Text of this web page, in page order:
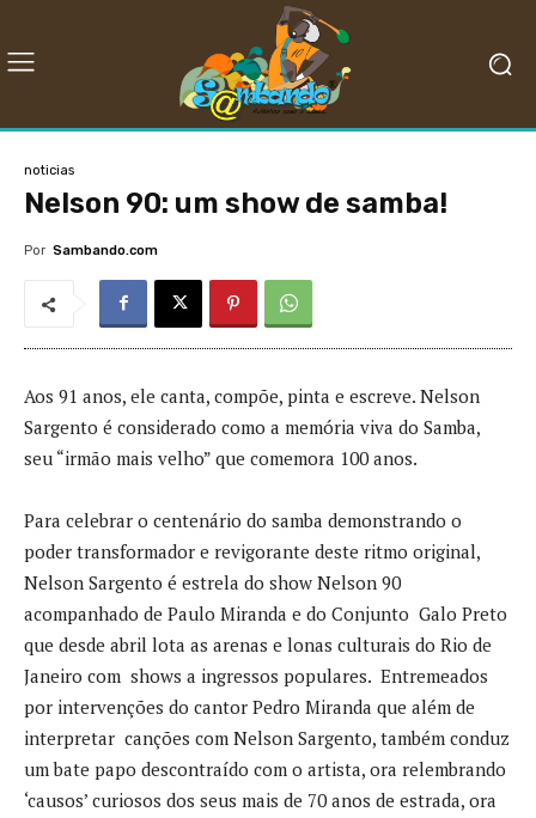
noticias
Nelson 90: um show de samba!
Por Sambando.com
Aos 91 anos, ele canta, compõe, pinta e escreve. Nelson
Sargento é considerado como a memória viva do Samba,
seu “irmão mais velho” que comemora 100 anos.
Para celebrar o centenário do samba demonstrando o
poder transformador e revigorante deste ritmo original,
Nelson Sargento é estrela do show Nelson 90
acompanhado de Paulo Miranda e do Conjunto Galo Preto
que desde abril lota as arenas e lonas culturais do Rio de
Janeiro com shows a ingressos populares. Entremeados
por intervenções do cantor Pedro Miranda que além de
interpretar canções com Nelson Sargento, também conduz
um bate papo descontraído com o artista, ora relembrando
‘causos’ curiosos dos seus mais de 70 anos de estrada, ora